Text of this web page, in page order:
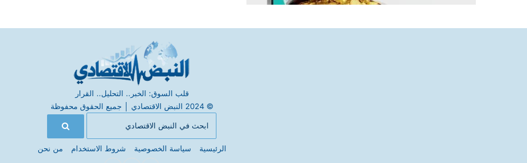
قلب السوق: الخبر.. التحليل.. القرار
© 2024 النبض الاقتصادي
جميع الحقوق محفوظة
الرئيسية سياسة الخصوصية شروط الاستخدام من نحن